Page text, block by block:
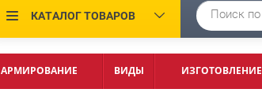
КАТАЛОГ ТОВАРОВ
АРМИРОВАНИЕ ВИДЫ ИЗГОТОВЛЕНИЕ